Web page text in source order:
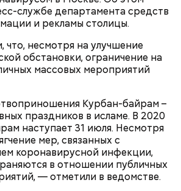
службе департамента средств
и рекламы столицы.
что, несмотря на улучшение
обстановки, ограничение на
массовых мероприятий
Курбан-байрам –
праздников в исламе. В 2020
наступает 31 июля. Несмотря
мер, связанных с
коронавирусной инфекции,
в отношении публичных
— отметили в ведомстве.
он совершил множество
Божию.
салатный сельдерей
Яблоки очистить от
ломтиками. Так же
картофель. Продукты
салатной заправкой, выложить
и украсить веточками
свежих помидоров и